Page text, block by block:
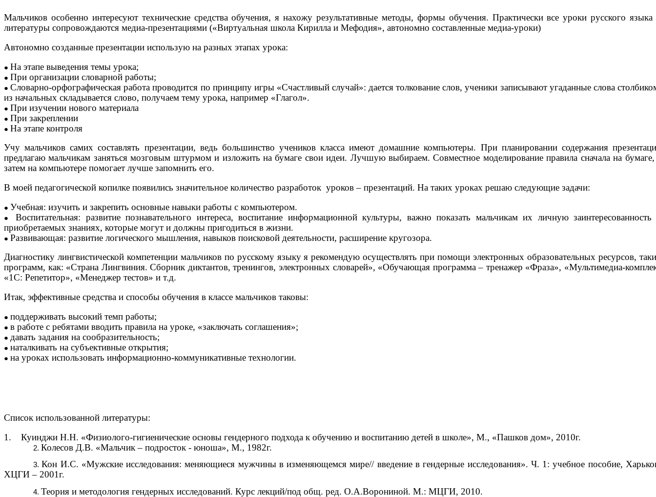
Мальчиков особенно интересуют технические средства обучения, я нахожу результативные методы, формы обучения. Практически все уроки русского языка
литературы сопровождаются медиа-презентациями («Виртуальная школа Кирилла и Мефодия», автономно составленные медиа-уроки)
Автономно созданные презентации использую на разных этапах урока:
На этапе выведения темы урока;
При организации словарной работы;
Словарно-орфографическая работа проводится по принципу игры «Счастливый случай»: дается толкование слов, ученики записывают угаданные слова
из начальных складывается слово, получаем тему урока, например «Глагол».
При изучении нового материала
При закреплении
На этапе контроля
Учу мальчиков самих составлять презентации, ведь большинство учеников класса имеют домашние компьютеры. При планировании содержания
предлагаю мальчикам заняться мозговым штурмом и изложить на бумаге свои идеи. Лучшую выбираем. Совместное моделирование правила сначала на бумаге,
затем на компьютере помогает лучше запомнить его.
В моей педагогической копилке появились значительное количество разработок уроков – презентаций. На таких уроках решаю следующие задачи:
Учебная: изучить и закрепить основные навыки работы с компьютером.
Воспитательная: развитие познавательного интереса, воспитание информационной культуры, важно показать мальчикам их личную заинтересованность
приобретаемых знаниях, которые могут и должны пригодиться в жизни.
Развивающая: развитие логического мышления, навыков поисковой деятельности, расширение кругозора.
Диагностику лингвистической компетенции мальчиков по русскому языку я рекомендую осуществлять при помощи электронных образовательных ресурсов,
программ, как: «Страна Лингвиния. Сборник диктантов, тренингов, электронных словарей», «Обучающая программа – тренажер «Фраза», «Мультимедиа-
«1С: Репетитор», «Менеджер тестов» и т.д.
Итак, эффективные средства и способы обучения в классе мальчиков таковы:
поддерживать высокий темп работы;
в работе с ребятами вводить правила на уроке, «заключать соглашения»;
давать задания на сообразительность;
наталкивать на субъективные открытия;
на уроках использовать информационно-коммуникативные технологии.
Список использованной литературы:
1. Куинджи Н.Н. «Физиолого-гигиенические основы гендерного подхода к обучению и воспитанию детей в школе», М., «Пашков дом», 2010г.
Колесов Д.В. «Мальчик – подросток - юноша», М., 1982г.
Кон И.С. «Мужские исследования: меняющиеся мужчины в изменяющемся мире// введение в гендерные исследования». Ч. 1: учебное пособие,
ХЦГИ – 2001г.
Теория и методология гендерных исследований. Курс лекций/под общ. ред. О.А.Ворониной. М.: МЦГИ, 2010.